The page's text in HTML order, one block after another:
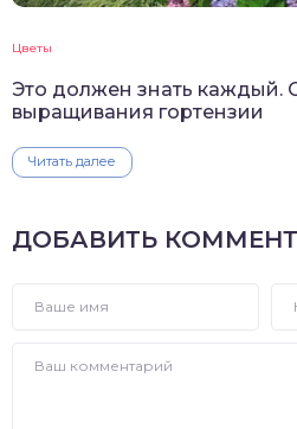
Цветы
Это должен знать каждый.
выращивания гортензии
Читать далее
ДОБАВИТЬ